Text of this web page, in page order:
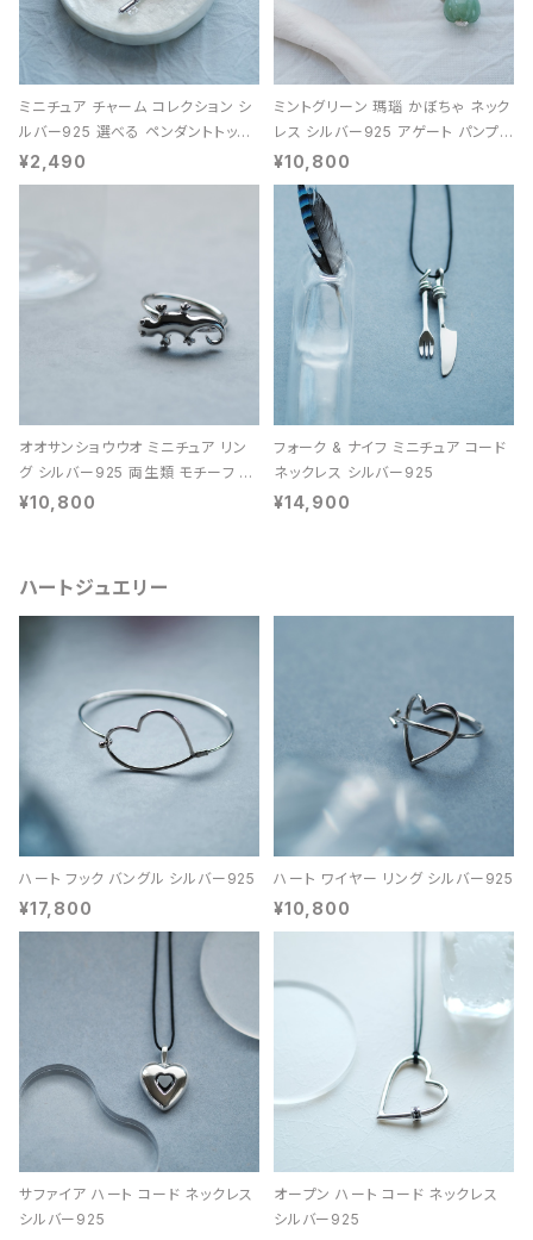
ミニチュア チャーム コレクション シ
ルバー925 選べる ペンダントトップ
レディース ユニセックス
¥2,490
ミントグリーン 瑪瑙 かぼちゃ ネック
レス シルバー925 アゲート パンプキ
ン 天然石 レディース
¥10,800
オオサンショウウオ ミニチュア リン
グ シルバー925 両生類 モチーフ レ
ディース ユニセックス
¥10,800
フォーク & ナイフ ミニチュア コード
ネックレス シルバー925
¥14,900
ハートジュエリー
ハート フック バングル シルバー925
¥17,800
ハート ワイヤー リング シルバー925
¥10,800
サファイア ハート コード ネックレス
シルバー925
オープン ハート コード ネックレス
シルバー925